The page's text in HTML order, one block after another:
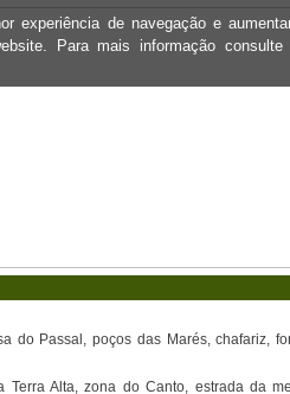
experiência de navegação e
Para mais informação consulte
do Passal, poços das Marés, chafariz,
Terra Alta, zona do Canto, estrada da